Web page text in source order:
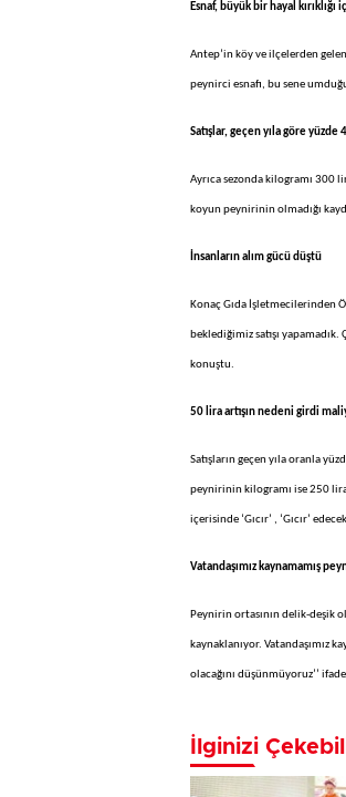
Esnaf, büyük bir hayal
Antep’in köy ve ilçelerden
peynirci esnafı, bu sene
Satışlar, geçen yıla göre yüzde
Ayrıca sezonda kilogramı 300
koyun peynirinin olmadığı
İnsanların alım gücü düştü
Konaç Gıda İşletmecilerinden
beklediğimiz satışı
konuştu.
50 lira artışın nedeni girdi
Satışların geçen yıla oranla
peynirinin kilogramı ise 250
içerisinde ‘Gıcır’ , ‘Gıcır’
Vatandaşımız kaynamamış
Peynirin ortasının delik-deşik
kaynaklanıyor. Vatandaşımız
olacağını düşünmüyoruz’’
İlginizi